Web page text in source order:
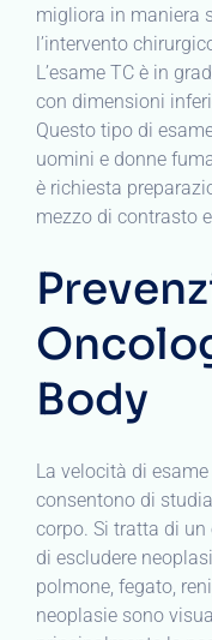
migliora in maniera
l’intervento
L’esame TC è in
con dimensioni
Questo tipo di
uomini e donne
è richiesta
mezzo di contrasto
Body
La velocità di
consentono di
corpo. Si tratta di un
di escludere
polmone, fegato,
neoplasie sono